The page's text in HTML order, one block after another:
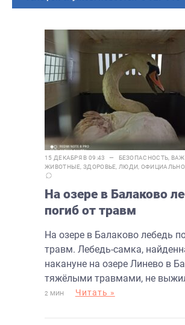
15 ДЕКАБРЯ В 09:43 — БЕЗОПАСНОСТЬ
ЖИВОТНЫЕ ,ЗДОРОВЬЕ ЛЮДИ ОФИЦИАЛЬНО
На озере в Балаково
погиб от травм
На озере в Балаково лебедь
травм. Лебедь-самка,
накануне на озере Линево в
тяжёлыми травмами, не
2 МИН Читать »